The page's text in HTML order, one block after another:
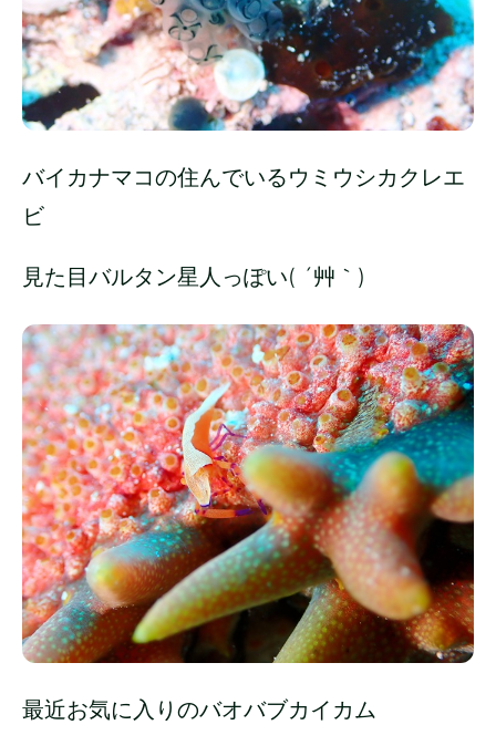
バイカナマコの住んでいるウミウシカクレエ
ビ
見た目バルタン星人っぽい( ´艸｀)
最近お気に入りのバオバブカイカム